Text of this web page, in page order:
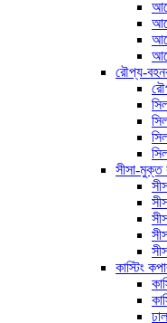
রৌপ্য-
সীসা-মুক্ত
কাস্টিং